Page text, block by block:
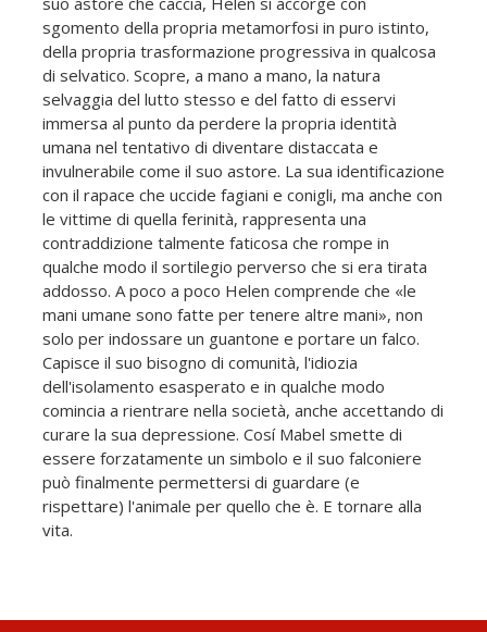
sgomento della propria metamorfosi in puro istinto,
della propria trasformazione progressiva in qualcosa
di selvatico. Scopre, a mano a mano, la natura
selvaggia del lutto stesso e del fatto di esservi
immersa al punto da perdere la propria identità
umana nel tentativo di diventare distaccata e
invulnerabile come il suo astore. La sua identificazione
con il rapace che uccide fagiani e conigli, ma anche con
le vittime di quella ferinità, rappresenta una
contraddizione talmente faticosa che rompe in
qualche modo il sortilegio perverso che si era tirata
addosso. A poco a poco Helen comprende che «le
mani umane sono fatte per tenere altre mani», non
solo per indossare un guantone e portare un falco.
Capisce il suo bisogno di comunità, l'idiozia
dell'isolamento esasperato e in qualche modo
comincia a rientrare nella società, anche accettando di
curare la sua depressione. Cosí Mabel smette di
essere forzatamente un simbolo e il suo falconiere
può finalmente permettersi di guardare (e
rispettare) l'animale per quello che è. E tornare alla
vita.